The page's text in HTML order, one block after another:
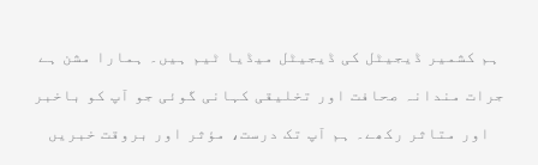
ہم کشمیر ڈیجیٹل کی ڈیجیٹل میڈیا ٹیم ہیں۔ ہمارا مشن ہے
جرات مندانہ صحافت اور تخلیقی کہانی گوئی جو آپ کو باخبر
اور متاثر رکھے۔ ہم آپ تک درست، مؤثر اور بروقت خبریں